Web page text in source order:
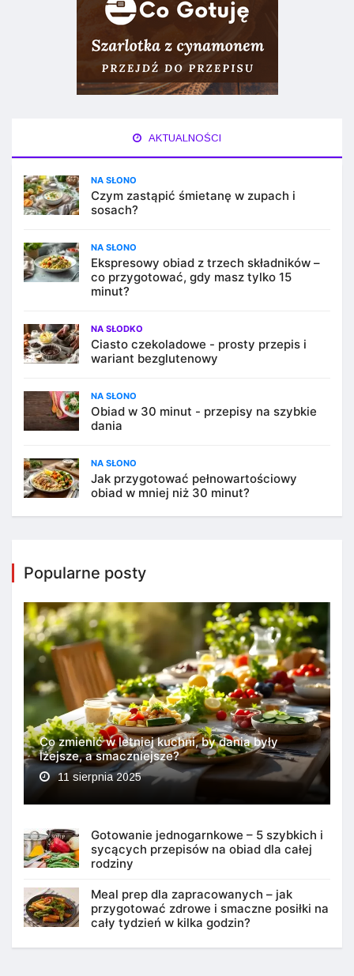
AKTUALNOŚCI
NA SŁONO
Czym zastąpić śmietanę w zupach i
sosach?
NA SŁONO
Ekspresowy obiad z trzech składników –
co przygotować, gdy masz tylko 15
minut?
NA SŁODKO
Ciasto czekoladowe - prosty przepis i
wariant bezglutenowy
NA SŁONO
Obiad w 30 minut - przepisy na szybkie
dania
NA SŁONO
Jak przygotować pełnowartościowy
obiad w mniej niż 30 minut?
Popularne posty
Co zmienić w letniej kuchni, by dania były
lżejsze, a smaczniejsze?
11 sierpnia 2025
Gotowanie jednogarnkowe – 5 szybkich i
sycących przepisów na obiad dla całej
rodziny
Meal prep dla zapracowanych – jak
przygotować zdrowe i smaczne posiłki na
cały tydzień w kilka godzin?